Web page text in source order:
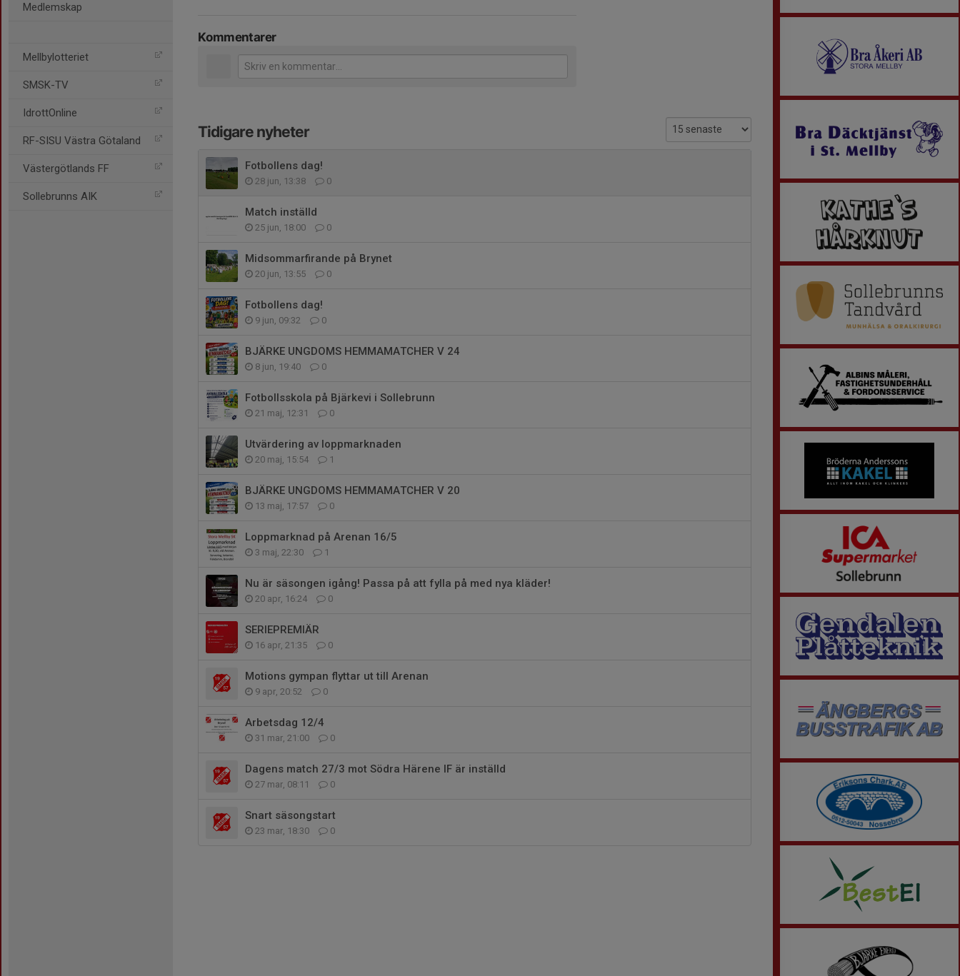
Medlemskap
Mellbylotteriet
SMSK-TV
IdrottOnline
RF-SISU Västra Götaland
Västergötlands FF
Sollebrunns AIK
Kommentarer
Tidigare nyheter
Fotbollens dag!
28 jun, 13:38 0
Match inställd
25 jun, 18:00 0
Midsommarfirande på Brynet
20 jun, 13:55 0
Fotbollens dag!
9 jun, 09:32 0
BJÄRKE UNGDOMS HEMMAMATCHER V 24
8 jun, 19:40 0
Fotbollsskola på Bjärkevi i Sollebrunn
21 maj, 12:31 0
Utvärdering av loppmarknaden
20 maj, 15:54 1
BJÄRKE UNGDOMS HEMMAMATCHER V 20
13 maj, 17:57 0
Loppmarknad på Arenan 16/5
3 maj, 22:30 1
Nu är säsongen igång! Passa på att fylla på med nya kläder!
20 apr, 16:24 0
SERIEPREMIÄR
16 apr, 21:35 0
Motions gympan flyttar ut till Arenan
9 apr, 20:52 0
Arbetsdag 12/4
31 mar, 21:00 0
Dagens match 27/3 mot Södra Härene IF är inställd
27 mar, 08:11 0
Snart säsongstart
23 mar, 18:30 0